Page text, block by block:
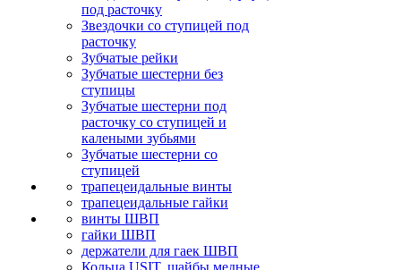
под расточку
Звездочки со ступицей под
расточку
Зубчатые рейки
Зубчатые шестерни без
ступицы
Зубчатые шестерни под
расточку со ступицей и
калеными зубьями
Зубчатые шестерни со
ступицей
трапецеидальные винты
трапецеидальные гайки
винты ШВП
гайки ШВП
держатели для гаек ШВП
Кольца USIT, шайбы медные